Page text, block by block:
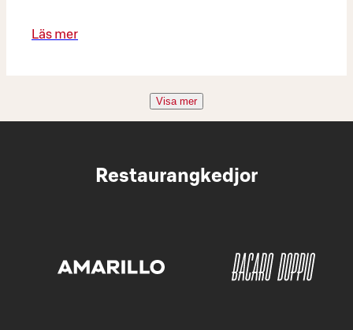
Läs mer
Visa mer
Restaurangkedjor